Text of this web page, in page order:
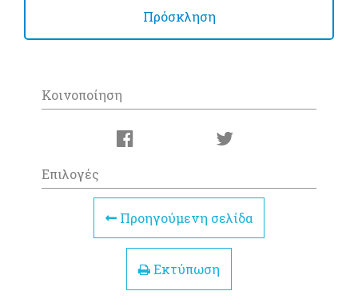
Πρόσκληση
Κοινοποίηση
Επιλογές
Προηγούμενη σελίδα
Εκτύπωση